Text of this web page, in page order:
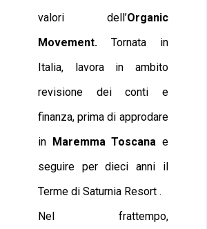
valori dell’Organic
Movement. Tornata in
Italia, lavora in ambito
revisione dei conti e
finanza, prima di approdare
in Maremma Toscana e
seguire per dieci anni il
Terme di Saturnia Resort .
Nel frattempo,